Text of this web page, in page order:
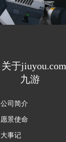
关于jiuyou.com
九游
公司简介
愿景使命
大事记